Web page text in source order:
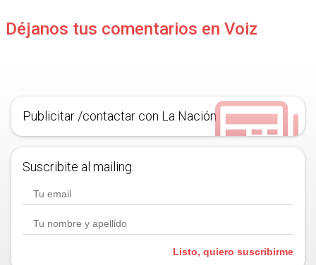
Déjanos tus comentarios en Voiz
Publicitar /contactar con La Nación
Suscribite al mailing.
Listo, quiero suscribirme